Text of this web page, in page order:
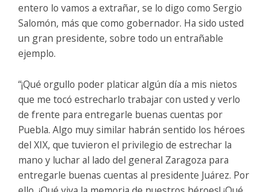
entero lo vamos a extrañar, se lo digo como Sergio
Salomón, más que como gobernador. Ha sido usted
un gran presidente, sobre todo un entrañable
ejemplo.
“¡Qué orgullo poder platicar algún día a mis nietos
que me tocó estrecharlo trabajar con usted y verlo
de frente para entregarle buenas cuentas por
Puebla. Algo muy similar habrán sentido los héroes
del XIX, que tuvieron el privilegio de estrechar la
mano y luchar al lado del general Zaragoza para
entregarle buenas cuentas al presidente Juárez. Por